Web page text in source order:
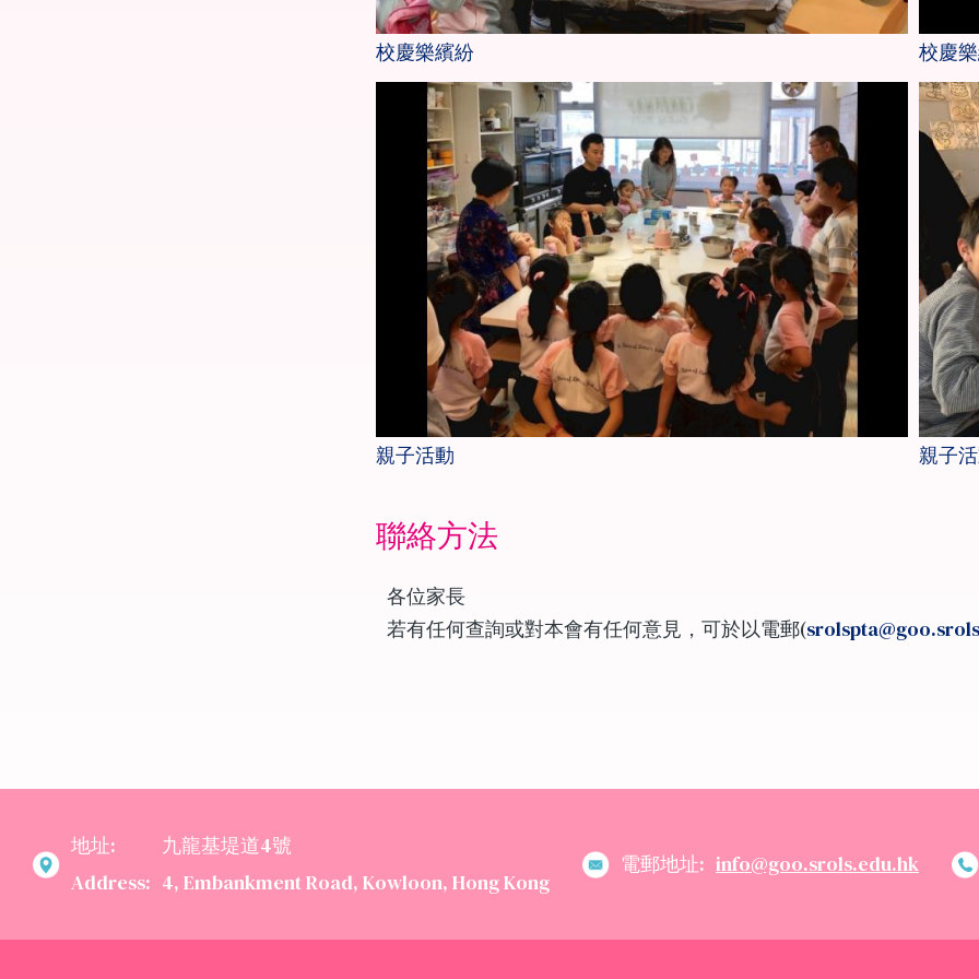
校慶樂繽紛 校慶
親子活動 親子
聯絡方法
各位家長
若有任何查詢或對本會有任何意見，可於以電郵(
地址:
Address:
九龍基堤道4號
4, Embankment Road, Kowloon, Hong Kong
電郵地址: info@goo.srols.edu.hk